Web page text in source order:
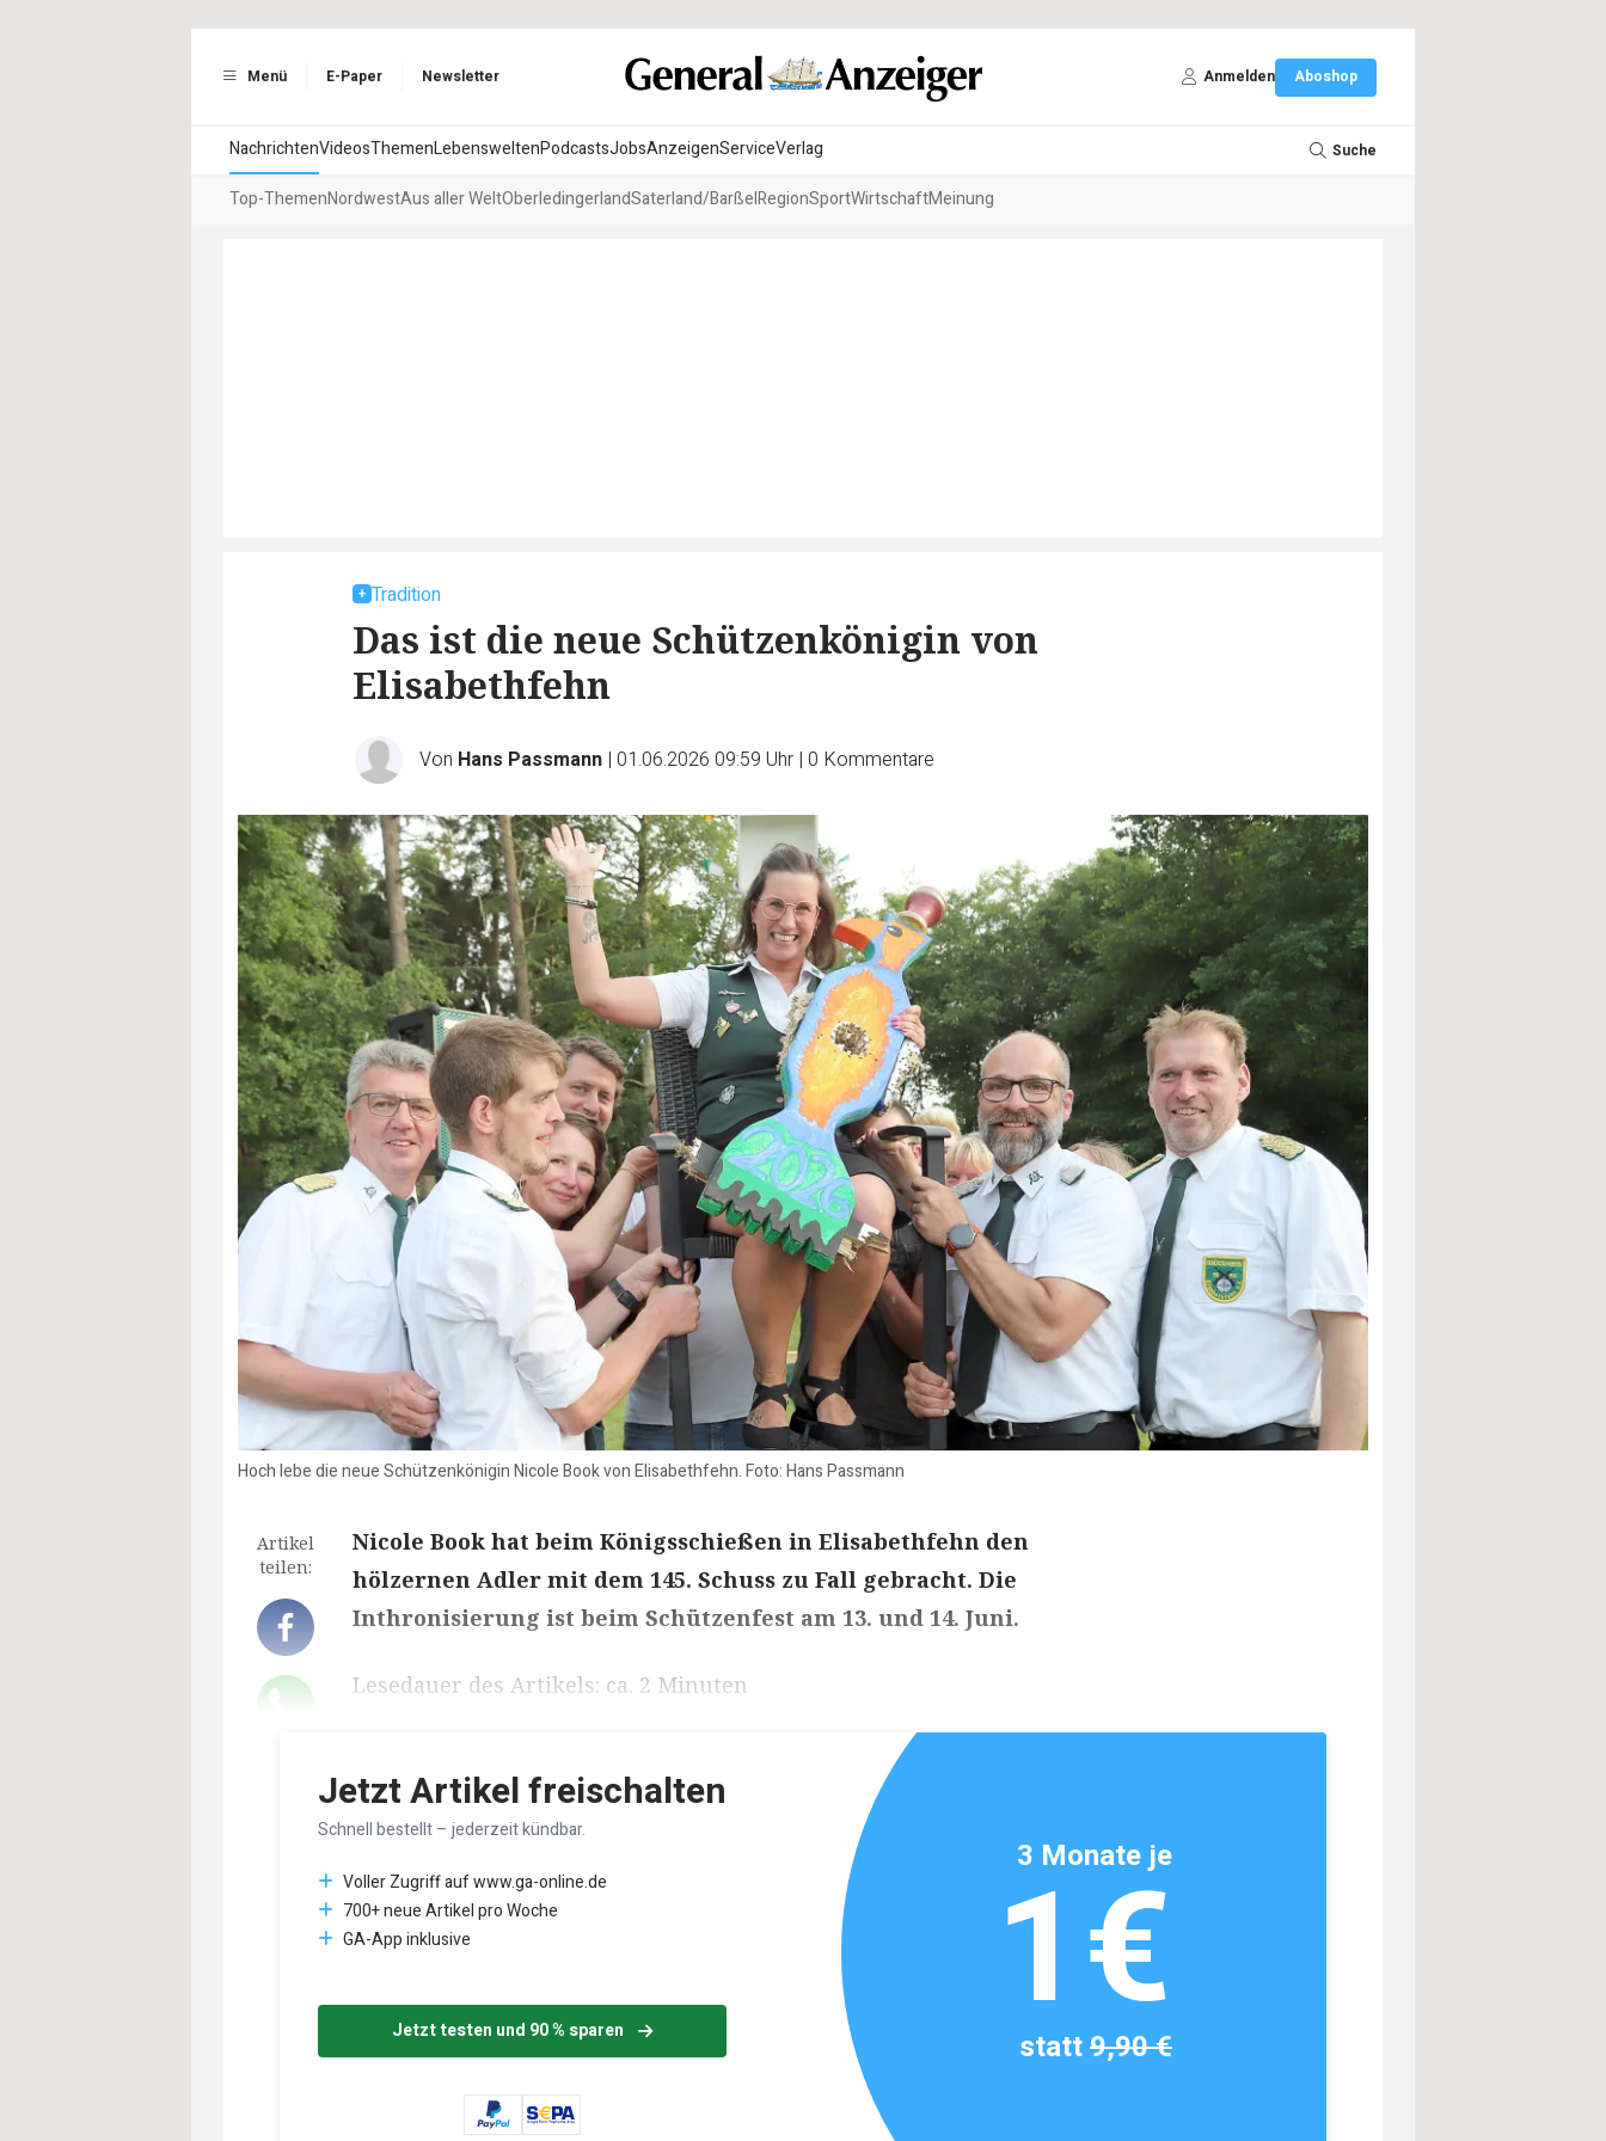
Menü E-Paper Newsletter Anmelden Aboshop
NachrichtenVideosThemenLebensweltenPodcastsJobsAnzeigenServiceVerlag Suche
Top-ThemenNordwestAus aller WeltOberledingerlandSaterland/BarßelRegionSportWirtschaftMeinung
Tradition
Das ist die neue Schützenkönigin von
Elisabethfehn
Von Hans Passmann | 01.06.2026 09:59 Uhr | 0 Kommentare
Hoch lebe die neue Schützenkönigin Nicole Book von Elisabethfehn. Foto: Hans Passmann
Artikel
teilen:
Nicole Book hat beim Königsschießen in Elisabethfehn den
hölzernen Adler mit dem 145. Schuss zu Fall gebracht. Die
Inthronisierung ist beim Schützenfest am 13. und 14. Juni.
Lesedauer des Artikels: ca. 2 Minuten
Jetzt Artikel freischalten
Schnell bestellt – jederzeit kündbar.
Voller Zugriff auf www.ga-online.de
700+ neue Artikel pro Woche
GA-App inklusive
Jetzt testen und 90 % sparen
3 Monate je
1€
statt9,90 €